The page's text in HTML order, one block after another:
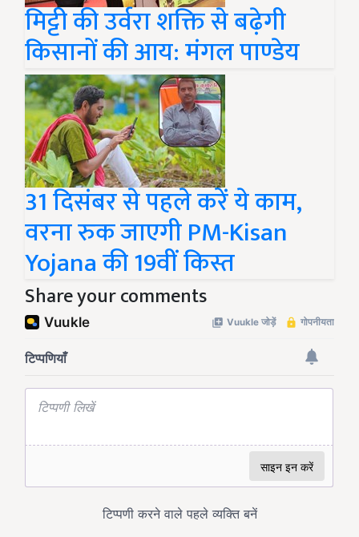
मिट्टी की उर्वरा शक्ति से बढ़ेगी
किसानों की आय: मंगल पाण्डेय
31 दिसंबर से पहले करें ये काम,
वरना रुक जाएगी PM-Kisan
Yojana की 19वीं किस्त
Share your comments